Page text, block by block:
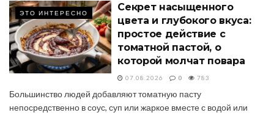
ЭТО ИНТЕРЕСНО
Секрет насыщенного
цвета и глубокого вкуса:
простое действие с
томатной пастой, о
которой молчат повара
07.08.2026 0 783
Большинство людей добавляют томатную пасту
непосредственно в соус, суп или жаркое вместе с водой или